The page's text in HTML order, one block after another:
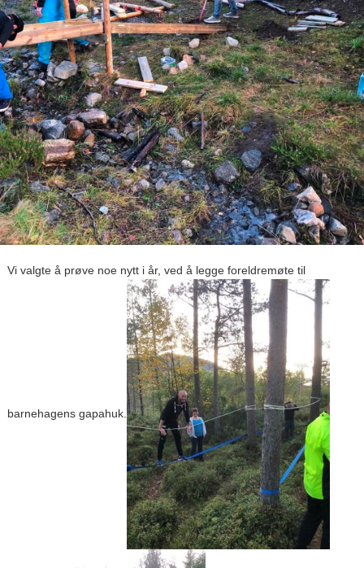
Vi valgte å prøve noe nytt i år, ved å legge foreldremøte til
barnehagens gapahuk.